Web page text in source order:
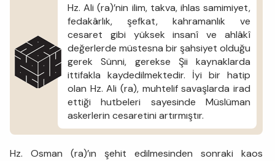
Hz. Ali (ra)’nin ilim, takva, ihlas samimiyet,
fedakârlık, şefkat, kahramanlık ve
cesaret gibi yüksek insanî ve ahlâkî
değerlerde müstesna bir şahsiyet olduğu
gerek Sünni, gerekse Şii kaynaklarda
ittifakla kaydedilmektedir. İyi bir hatip
olan Hz. Ali (ra), muhtelif savaşlarda irad
ettiği hutbeleri sayesinde Müslüman
askerlerin cesaretini artırmıştır.
Hz. Osman (ra)’ın şehit edilmesinden sonraki kaos